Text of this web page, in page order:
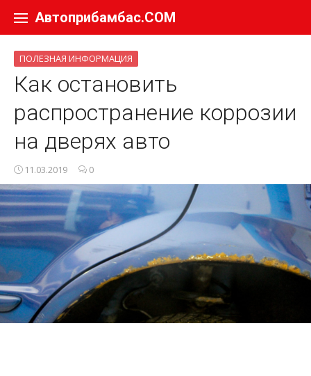
Автоприбамбас.COM
ПОЛЕЗНАЯ ИНФОРМАЦИЯ
Как остановить
распространение коррозии
на дверях авто
11.03.2019 0